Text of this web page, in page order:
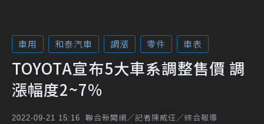
車用 和泰汽車 調漲 零件 車表
TOYOTA宣布5大車系調整售價 調
漲幅度2~7%
2022-09-21 15:16 聯合新聞網／記者陳威任／綜合報導